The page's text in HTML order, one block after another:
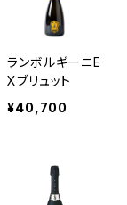
ランボルギーニE
Xブリュット
¥40,700